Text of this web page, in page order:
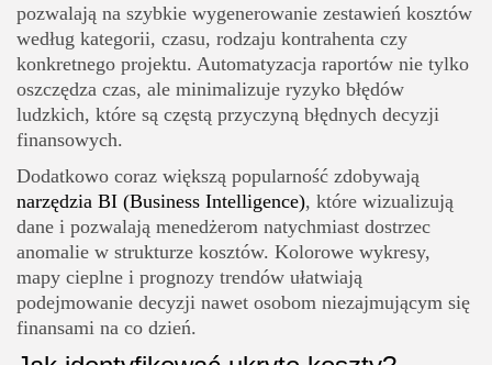
pozwalają na szybkie wygenerowanie zestawień kosztów
według kategorii, czasu, rodzaju kontrahenta czy
konkretnego projektu. Automatyzacja raportów nie tylko
oszczędza czas, ale minimalizuje ryzyko błędów
ludzkich, które są częstą przyczyną błędnych decyzji
finansowych.
Dodatkowo coraz większą popularność zdobywają
narzędzia BI (Business Intelligence), które wizualizują
dane i pozwalają menedżerom natychmiast dostrzec
anomalie w strukturze kosztów. Kolorowe wykresy,
mapy cieplne i prognozy trendów ułatwiają
podejmowanie decyzji nawet osobom niezajmującym się
finansami na co dzień.